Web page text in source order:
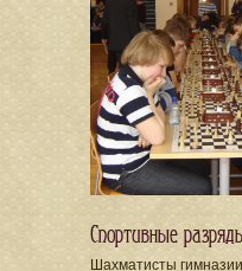
Спортивные
Шахматисты